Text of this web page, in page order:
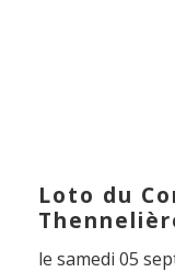
Loto du
le samedi 05